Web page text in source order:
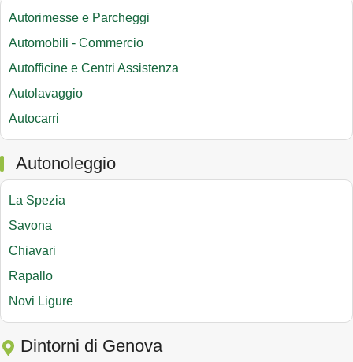
Autorimesse e Parcheggi
Automobili - Commercio
Autofficine e Centri Assistenza
Autolavaggio
Autocarri
Autonoleggio
La Spezia
Savona
Chiavari
Rapallo
Novi Ligure
Dintorni di Genova